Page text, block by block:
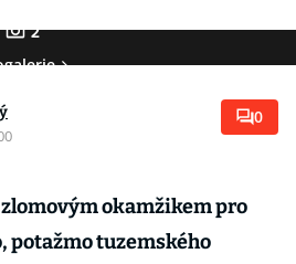
2
0
okamžikem pro
potažmo tuzemského